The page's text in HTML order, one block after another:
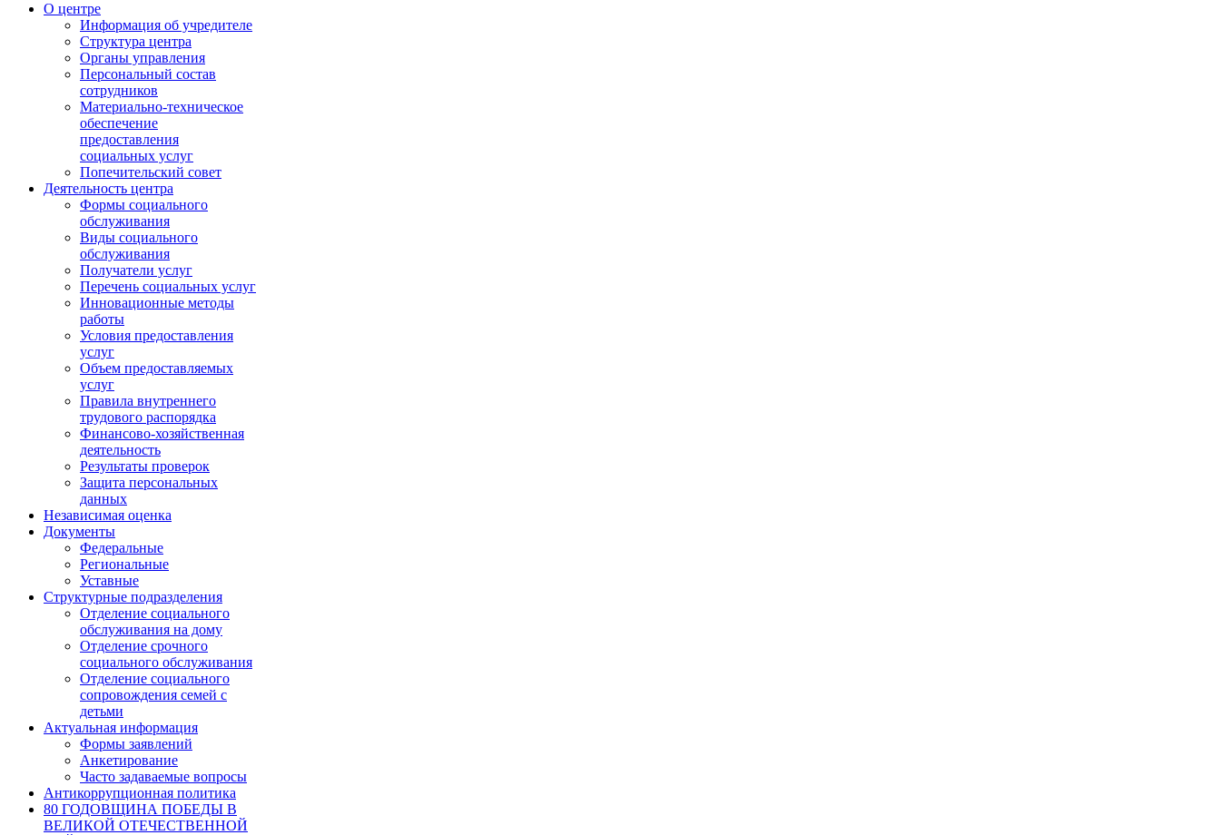
О центре
Информация об учредителе
Структура центра
Органы управления
Персональный состав
сотрудников
Материально-техническое
обеспечение
предоставления
социальных услуг
Попечительский совет
Деятельность центра
Формы социального
обслуживания
Виды социального
обслуживания
Получатели услуг
Перечень социальных услуг
Инновационные методы
работы
Условия предоставления
услуг
Объем предоставляемых
услуг
Правила внутреннего
трудового распорядка
Финансово-хозяйственная
деятельность
Результаты проверок
Защита персональных
данных
Независимая оценка
Документы
Федеральные
Региональные
Уставные
Структурные подразделения
Отделение социального
обслуживания на дому
Отделение срочного
социального обслуживания
Отделение социального
сопровождения семей с
детьми
Актуальная информация
Формы заявлений
Анкетирование
Часто задаваемые вопросы
Антикоррупционная политика
80 ГОДОВЩИНА ПОБЕДЫ В
ВЕЛИКОЙ ОТЕЧЕСТВЕННОЙ